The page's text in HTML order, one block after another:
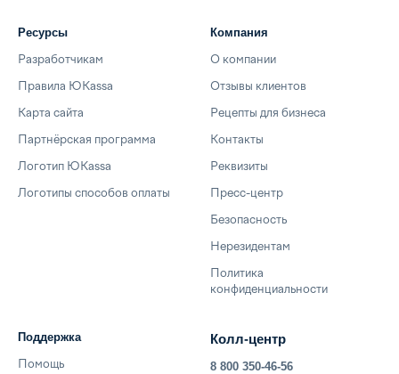
Ресурсы
Разработчикам
Правила ЮKassa
Карта сайта
Партнёрская программа
Логотип ЮKassa
Логотипы способов оплаты
Компания
О компании
Отзывы клиентов
Рецепты для бизнеса
Контакты
Реквизиты
Пресс-центр
Безопасность
Нерезидентам
Политика
конфиденциальности
Поддержка
Помощь
Колл-центр
8 800 350-46-56